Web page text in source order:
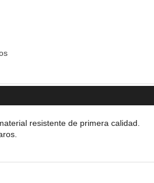
resistente de primera calidad.